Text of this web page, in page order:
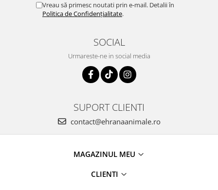
Vreau să primesc noutati prin e-mail. Detalii în
Politica de Confidențialitate.
SOCIAL
Urmareste-ne in social media
SUPORT CLIENTI
contact@ehranaanimale.ro
MAGAZINUL MEU
CLIENTI